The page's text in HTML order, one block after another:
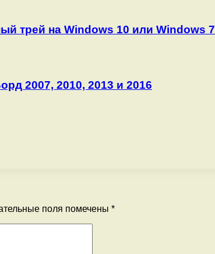
трей на Windows 10 или Windows 7
2007, 2010, 2013 и 2016
поля помечены *